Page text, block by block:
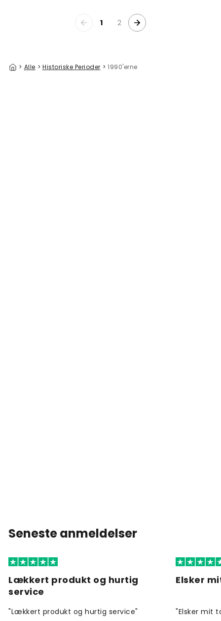
1 2
> Alle > Historiske Perioder > 1990'erne
Seneste anmeldelser
Lækkert produkt og hurtig
service
"Lækkert produkt og hurtig service"
Elsker
"Elsker mit